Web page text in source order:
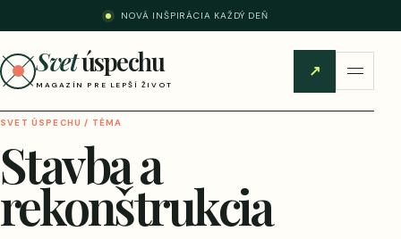
NOVÁ INŠPIRÁCIA KAŽDÝ DEŇ
Svetúspechu
MAGAZÍN PRE LEPŠÍ ŽIVOT
↗
SVET ÚSPECHU / TÉMA
Stavba a
rekonštrukcia